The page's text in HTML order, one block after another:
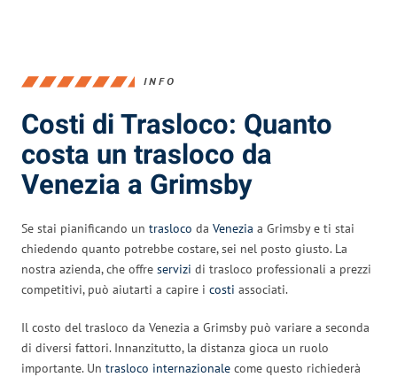
INFO
Costi di Trasloco: Quanto
costa un trasloco da
Venezia a Grimsby
Se stai pianificando un trasloco da Venezia a Grimsby e ti stai
chiedendo quanto potrebbe costare, sei nel posto giusto. La
nostra azienda, che offre servizi di trasloco professionali a prezzi
competitivi, può aiutarti a capire i costi associati.
Il costo del trasloco da Venezia a Grimsby può variare a seconda
di diversi fattori. Innanzitutto, la distanza gioca un ruolo
importante. Un trasloco internazionale come questo richiederà